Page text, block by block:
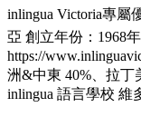
inlingua Victoria專屬
亞 創立年份：1968
https://
洲&中東 40%、拉丁
inlingua 語言學校 維